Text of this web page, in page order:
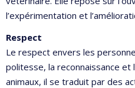
l’expérimentation et
Respect
Le respect envers les
politesse, la reconnaissance et
animaux, il se traduit par des